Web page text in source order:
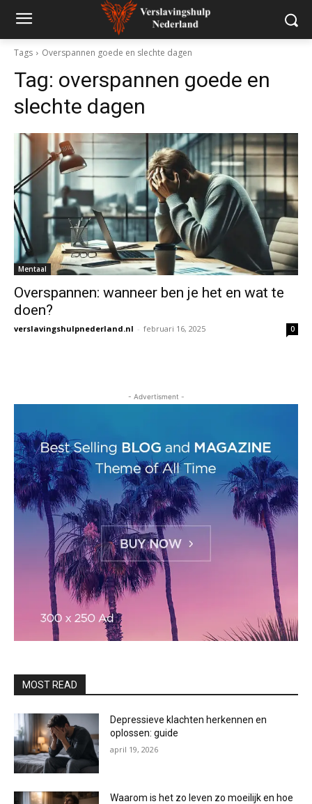
Tags Overspannen goede en slechte dagen
Tag: overspannen goede en
slechte dagen
Mentaal
Overspannen: wanneer ben je het en wat te
doen?
verslavingshulpnederland.nl - februari 16, 2025 0
- Advertisment -
MOST READ
Depressieve klachten herkennen en
oplossen: guide
april 19, 2026
Waarom is het zo leven zo moeilijk en hoe